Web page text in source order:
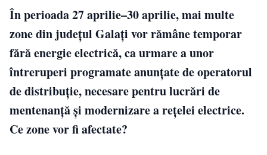
În perioada 27 aprilie–30 aprilie, mai multe
zone din județul Galați vor rămâne temporar
fără energie electrică, ca urmare a unor
întreruperi programate anunțate de operatorul
de distribuție, necesare pentru lucrări de
mentenanță și modernizare a rețelei electrice.
Ce zone vor fi afectate?